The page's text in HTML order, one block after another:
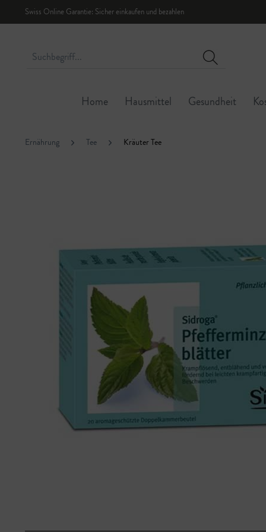
Swiss Online Garantie: Sicher einkaufen und bezahlen
Home Hausmittel Gesundheit
Ernährung Tee Kräuter Tee